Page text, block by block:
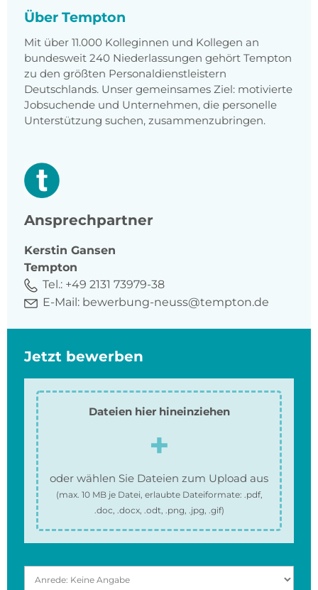
Über Tempton
Mit über 11.000 Kolleginnen und Kollegen an
bundesweit 240 Niederlassungen gehört Tempton
zu den größten Personaldienstleistern
Deutschlands. Unser gemeinsames Ziel: motivierte
Jobsuchende und Unternehmen, die personelle
Unterstützung suchen, zusammenzubringen.
Ansprechpartner
Kerstin Gansen
Tempton
Tel.: +49 2131 73979-38
E-Mail: bewerbung-neuss@tempton.de
Jetzt bewerben
Dateien hier hineinziehen
oder wählen Sie Dateien zum Upload aus
(max. 10 MBje Datei, erlaubte Dateiformate: .pdf,
.doc, .docx, .odt, .png, .jpg, .gif)